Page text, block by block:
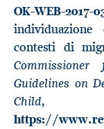
OK-WEB-2017-
individuazione
contesti di
Commissioner
Guidelines on
Child,
https://